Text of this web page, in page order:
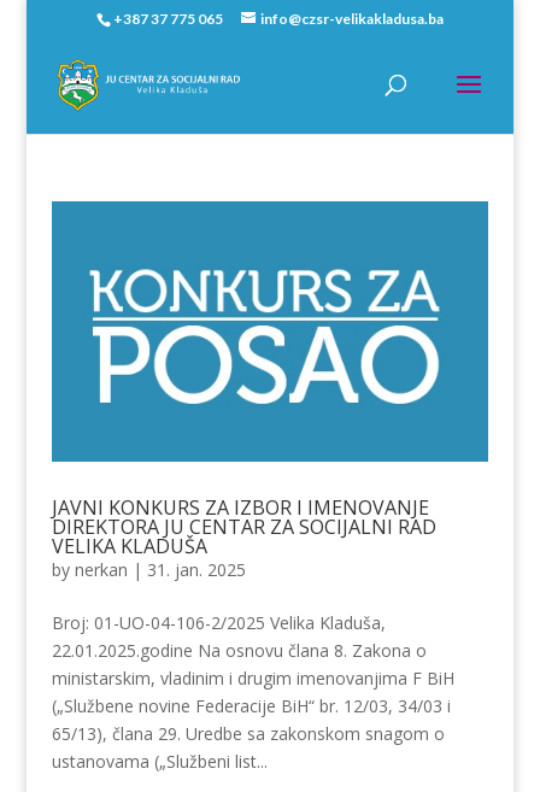
+387 37 775 065 info@czsr-velikakladusa.ba
JAVNI KONKURS ZA IZBOR I IMENOVANJE
DIREKTORA JU CENTAR ZA SOCIJALNI RAD
VELIKA KLADUŠA
by nerkan | 31. jan. 2025
Broj: 01-UO-04-106-2/2025 Velika Kladuša,
22.01.2025.godine Na osnovu člana 8. Zakona o
ministarskim, vladinim i drugim imenovanjima F BiH
(„Službene novine Federacije BiH“ br. 12/03, 34/03 i
65/13), člana 29. Uredbe sa zakonskom snagom o
ustanovama („Službeni list...